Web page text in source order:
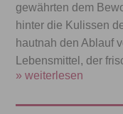
gewährten dem
hinter die Kulissen
hautnah den Ablauf
Lebensmittel, der
» weiterlesen